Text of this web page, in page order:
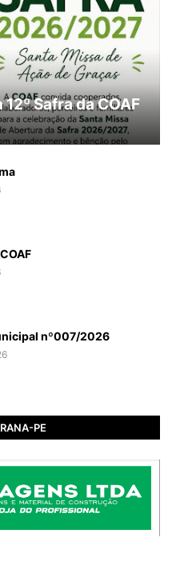
Safra da COAF
nº007/2026
PE